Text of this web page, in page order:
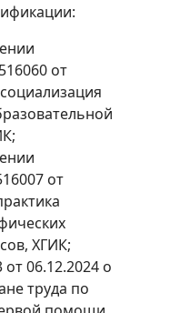
от
от
ХГИК;
06.12.2024 о
труда по